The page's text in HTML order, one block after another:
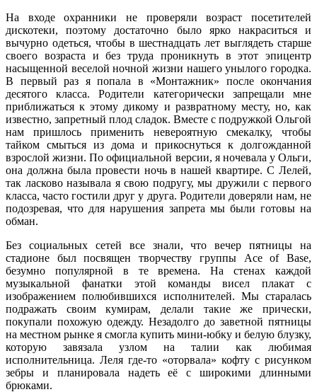
На входе охранники не проверяли возраст посетителей
дискотеки, поэтому достаточно было ярко накраситься и
вычурно одеться, чтобы в шестнадцать лет выглядеть старше
своего возраста и без труда проникнуть в этот эпицентр
насыщенной веселой ночной жизни нашего унылого городка.
В первый раз я попала в «Монтажник» после окончания
десятого класса. Родители категорически запрещали мне
приближаться к этому дикому и развратному месту, но, как
известно, запретный плод сладок. Вместе с подружкой Ольгой
нам пришлось применить невероятную смекалку, чтобы
тайком смыться из дома и прикоснуться к долгожданной
взрослой жизни. По официальной версии, я ночевала у Ольги,
она должна была провести ночь в нашей квартире. С Лелей,
так ласково называла я свою подругу, мы дружили с первого
класса, часто гостили друг у друга. Родители доверяли нам, не
подозревая, что для нарушения запрета мы были готовы на
обман.
Без социальных сетей все знали, что вечер пятницы на
стадионе был посвящен творчеству группы Ace of Base,
безумно популярной в те времена. На стенах каждой
музыкальной фанатки этой команды висел плакат с
изображением полюбившихся исполнителей. Мы старалась
подражать своим кумирам, делали такие же прически,
покупали похожую одежду. Незадолго до заветной пятницы
на местном рынке я смогла купить мини-юбку и белую блузку,
которую завязала узлом на талии как любимая
исполнительница. Леля где-то «оторвала» кофту с рисунком
зебры и планировала надеть её с широкими длинными
брюками.